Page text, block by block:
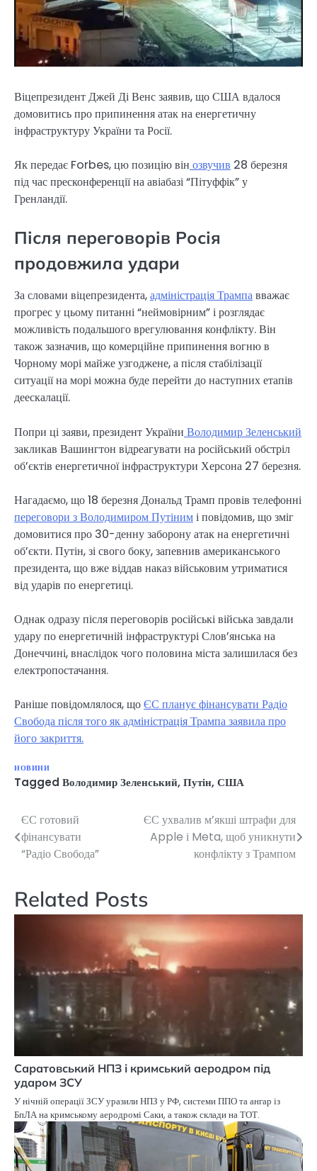
Віцепрезидент Джей Ді Венс заявив, що США вдалося
домовитись про припинення атак на енергетичну
інфраструктуру України та Росії.
Як передає Forbes, цю позицію він озвучив 28 березня
під час пресконференції на авіабазі “Пітуффік” у
Гренландії.
Після переговорів Росія
продовжила удари
За словами віцепрезидента,адміністрація Трампавважає
прогрес у цьому питанні “неймовірним” і розглядає
можливість подальшого врегулювання конфлікту. Він
також зазначив, що комерційне припинення вогню в
Чорному морі майже узгоджене, а після стабілізації
ситуації на морі можна буде перейти до наступних етапів
деескалації.
Попри ці заяви, президент України Володимир Зеленський
закликав Вашингтон відреагувати на російський обстріл
об’єктів енергетичної інфраструктури Херсона 27 березня.
Нагадаємо, що 18 березня Дональд Трамп провів телефонні
переговори з Володимиром Путінимі повідомив, що зміг
домовитися про 30-денну заборону атак на енергетичні
об’єкти. Путін, зі свого боку, запевнив американського
президента, що вже віддав наказ військовим утриматися
від ударів по енергетиці.
Однак одразу після переговорів російські війська завдали
удару по енергетичній інфраструктурі Слов’янська на
Донеччині, внаслідок чого половина міста залишилася без
електропостачання.
Раніше повідомлялося, щоЄС планує фінансувати Радіо
Свобода після того як адміністрація Трампа заявила про
його закриття.
НОВИНИ
Tagged Володимир Зеленський, Путін, США
Навігація
записів
ЄС готовий
фінансувати
“Радіо Свобода”
ЄС ухвалив м’якші штрафи для
Apple і Meta, щоб уникнути
конфлікту з Трампом
Related Posts
Саратовський НПЗ і кримський аеродром під
ударом ЗСУ
У нічній операції ЗСУ уразили НПЗ у РФ, системи ППО та ангар із
БпЛА на кримському аеродромі Саки, а також склади на ТОТ.